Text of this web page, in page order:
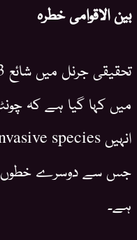
بین الاقوامی خطرہ
میں کہا گیا ہے کہ
جس سے دوسرے خطوں
ہے۔